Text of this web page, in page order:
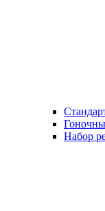
Набор